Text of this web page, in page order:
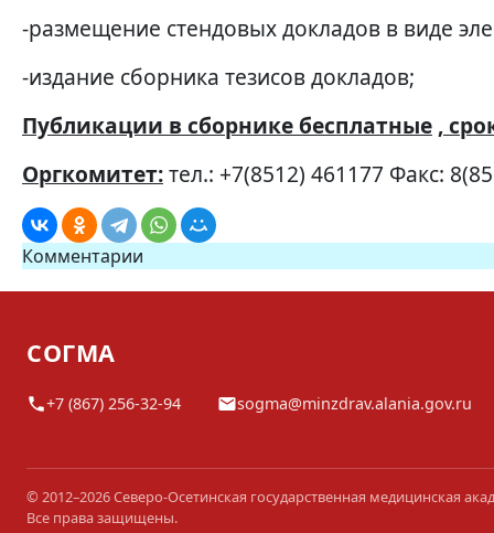
-размещение стендовых докладов в виде
-издание сборника тезисов докладов;
Публикации в сборнике бесплатные ,
Оргкомитет:тел.: +7(8512) 461177 Факс:
Комментарии
СОГМА
+7 (867) 256-32-94 sogma@minzdrav.alania.gov.ru
© 2012–2026 Северо-Осетинская государственная медицинская
Все права защищены.